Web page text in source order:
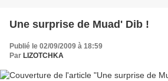
Une surprise de Muad' Dib !
Publié le 02/09/2009 à 18:59
Par LIZOTCHKA